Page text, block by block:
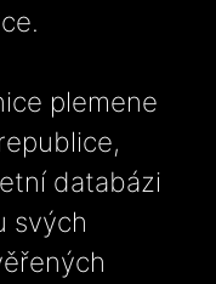
plemene
databázi
svých